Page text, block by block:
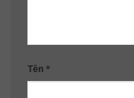
Tên *